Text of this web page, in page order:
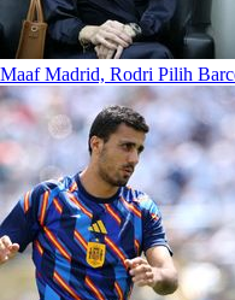
Maaf Madrid, Rodri Pilih